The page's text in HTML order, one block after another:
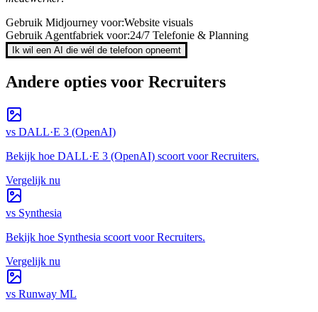
Gebruik Midjourney voor:Website visuals
Gebruik Agentfabriek voor:24/7 Telefonie & Planning
Ik wil een AI die wél de telefoon opneemt
Andere opties voor Recruiters
vs DALL·E 3 (OpenAI)
Bekijk hoe DALL·E 3 (OpenAI) scoort voorRecruiters.
Vergelijk nu
vs Synthesia
Bekijk hoe Synthesia scoort voorRecruiters.
Vergelijk nu
vs Runway ML